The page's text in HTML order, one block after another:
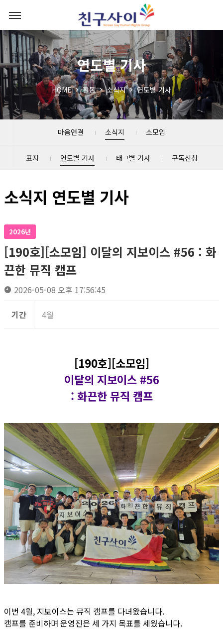
연도별 기사
HOME 활동 소식지 연도별 기사
마음연결 소식지 소모임
표지 연도별 기사 태그별 기사 구독신청
소식지 연도별 기사
2026년
[190호][소모임] 이달의 지보이스 #56 : 화
끈한 뮤직 캠프
2026-05-08 오후 17:56:45
기간 4월
[190호][소모임]
이달의 지보이스 #56
: 화끈한 뮤직 캠프
이번 4월, 지보이스는 뮤직 캠프를 다녀왔습니다.
캠프를 준비하며 운영진은 세 가지 목표를 세웠습니다.